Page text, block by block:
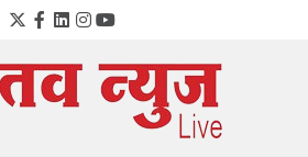
Twitter
Facebook
LinkedIn
Instagram
YouTube